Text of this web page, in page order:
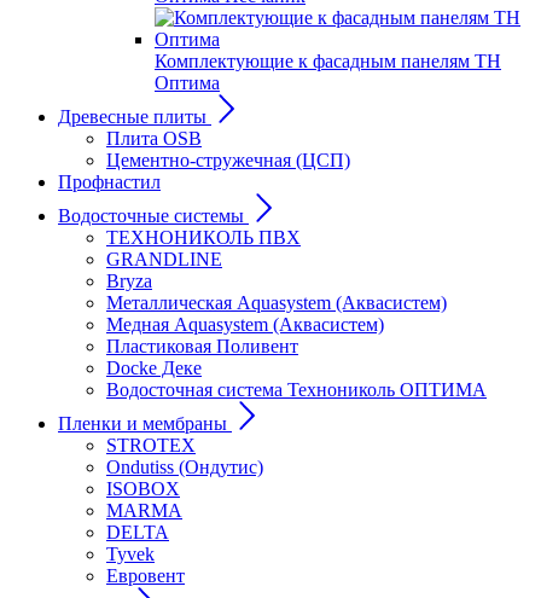
Комплектующие к фасадным панелям ТН
Оптима
Древесные плиты
Плита OSB
Цементно-стружечная (ЦСП)
Профнастил
Водосточные системы
ТЕХНОНИКОЛЬ ПВХ
GRANDLINE
Bryza
Металлическая Aquasystem (Аквасистем)
Медная Aquasystem (Аквасистем)
Пластиковая Поливент
Docke Деке
Водосточная система Технониколь ОПТИМА
Пленки и мембраны
STROTEX
Ondutiss (Ондутис)
ISOBOX
MARMA
DELTA
Tyvek
Евровент